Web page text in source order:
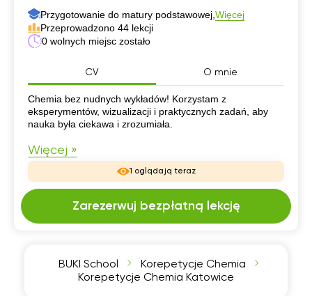
Przygotowanie do matury podstawowej, Więcej
Przeprowadzono 44 lekcji
0 wolnych miejsc zostało
CV O mnie
CV
Chemia bez nudnych wykładów! Korzystam z
eksperymentów, wizualizacji i praktycznych zadań, aby
nauka była ciekawa i zrozumiała.
Więcej »
1 oglądają teraz
Zarezerwuj bezpłatną lekcję
BUKI School
Korepetycje Chemia
Korepetycje Chemia Katowice